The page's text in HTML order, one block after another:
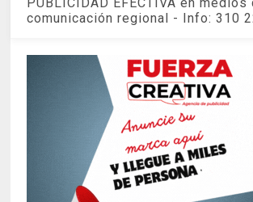
PUBLICIDAD EFECTIVA en medios
comunicación regional - Info: 310